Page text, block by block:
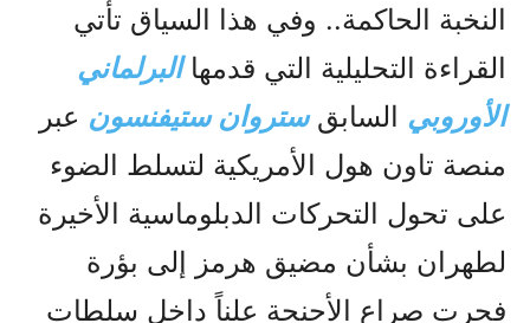
النخبة الحاكمة.. وفي هذا السياق تأتي
القراءة التحليلية التي قدمهاالبرلماني
الأوروبي السابقستروان ستيفنسون عبر
منصة تاون هول الأمريكية لتسلط الضوء
على تحول التحركات الدبلوماسية الأخيرة
لطهران بشأن مضيق هرمز إلى بؤرة
فجرت صراع الأجنحة علناً داخل سلطات